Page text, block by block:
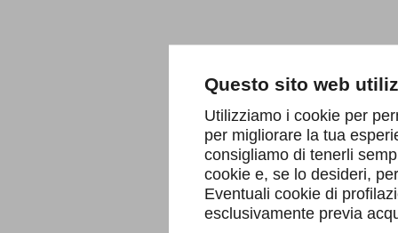
Questo sito web
Utilizziamo i cookie per
per migliorare la tua
consigliamo di tenerli
cookie e, se lo desideri,
Eventuali cookie di
esclusivamente previa